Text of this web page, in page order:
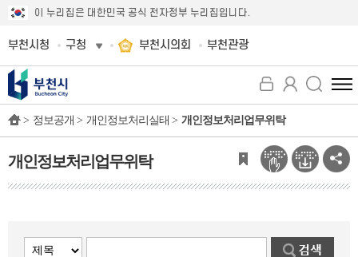
이 누리집은 대한민국 공식 전자정부 누리집입니다.
부천시청 구청 부천시의회 부천관광
전
체
뉴
보
기
> 정보공개 > 개인정보처리실태 > 개인정보처리업무위탁
개인정보처리업무위탁